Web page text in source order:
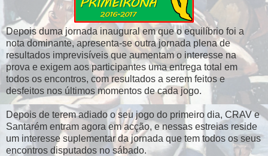
Depois duma jornada inaugural em que o equilíbrio foi a
nota dominante, apresenta-se outra jornada plena de
resultados imprevisíveis que aumentam o interesse na
prova e exigem aos participantes uma entrega total em
todos os encontros, com resultados a serem feitos e
desfeitos nos últimos momentos de cada jogo.
Depois de terem adiado o seu jogo do primeiro dia, CRAV e
Santarém entram agora em acção, e nessas estreias reside
um interesse suplementar da jornada que tem todos os seus
encontros disputados no sábado.